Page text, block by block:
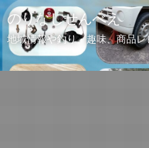
のりなしせんべえ
地域情報や釣り、趣味、商品レ